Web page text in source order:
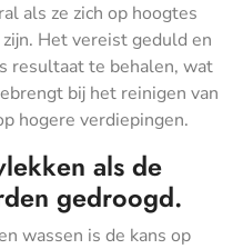
als ze zich op hoogtes
Het vereist geduld en
resultaat te behalen, wat
bij het reinigen van
hogere verdiepingen.
als de
gedroogd.
wassen is de kans op